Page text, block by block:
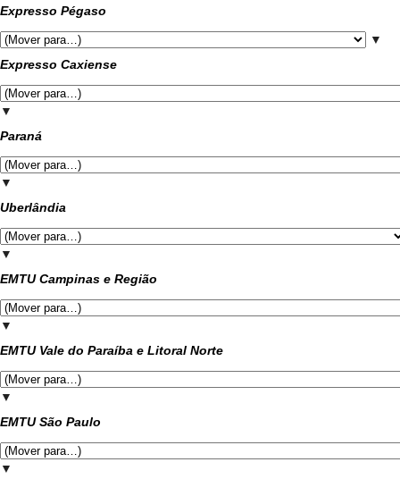
Expresso Pégaso
▼
Expresso Caxiense
▼
Paraná
▼
Uberlândia
▼
EMTU Campinas e Região
▼
EMTU Vale do Paraíba e Litoral Norte
▼
EMTU São Paulo
▼